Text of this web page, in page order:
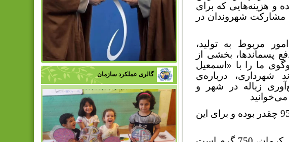
و هزینه‌هایی که برای
مشارکت شهروندان در
مربوط به تولید،
پسماندها، بخشی از
ما را با «اسمعیل
شهرداری، درباره‌ی
زباله در شهر و
• میزان زباله‌ی خشک و تر جمع‌آوری شده در سال‌ 95 چقدر بوده و برای این
گالری عملکرد سازمان